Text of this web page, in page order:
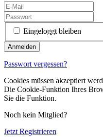
Eingeloggt bleiben
Passwort vergessen?
Cookies müssen akzeptiert
Die Cookie-Funktion Ihres
Sie die Funktion.
Noch kein Mitglied?
Jetzt Registrieren